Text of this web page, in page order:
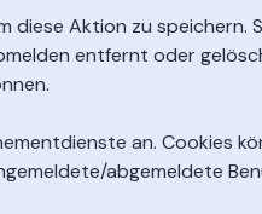
diese Aktion zu
entfernt oder
an. Cookies
abgemeldete